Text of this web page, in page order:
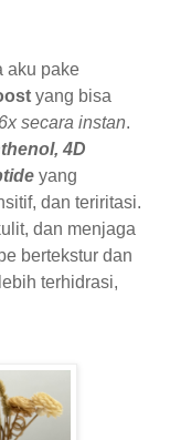
aku pake
yang bisa
secara instan.
4D
yang
dan teriritasi.
dan menjaga
bertekstur dan
terhidrasi,